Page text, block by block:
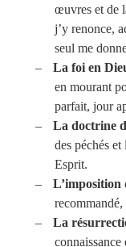
œuvres et de
j’y renonce,
seul me
–
La foi en
en mourant
parfait, jour
–
La doctrine
des péchés
Esprit.
–
L’imposition
recommandé,
–
La
connaissance